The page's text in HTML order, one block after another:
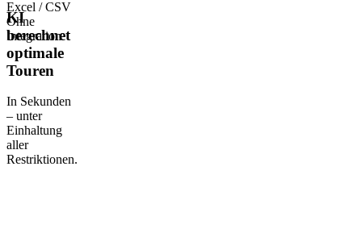
Excel / CSV
Ohne
Integration
KI
berechnet
optimale
Touren
In Sekunden
– unter
Einhaltung
aller
Restriktionen.